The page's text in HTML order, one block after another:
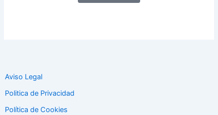
Aviso Legal
Politica de Privacidad
Política de Cookies